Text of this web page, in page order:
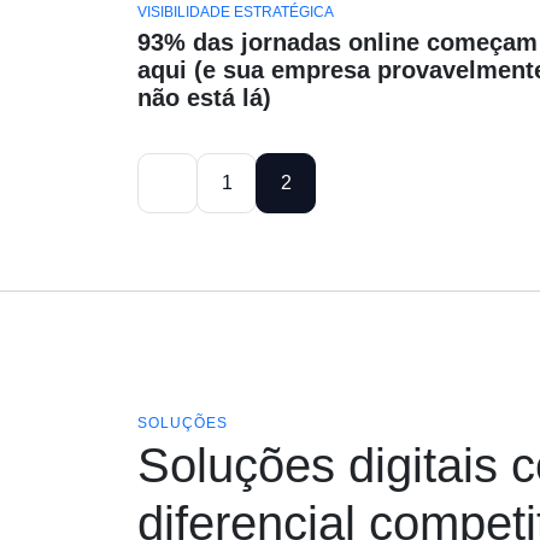
VISIBILIDADE ESTRATÉGICA
93% das jornadas online começam
aqui (e sua empresa
não está lá)
1 2
SOLUÇÕES
Soluções digitais
diferencial